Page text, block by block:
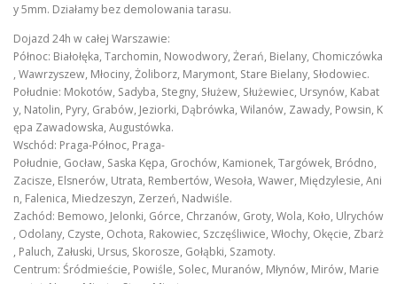
y 5mm. Działamy bez demolowania tarasu.
Dojazd 24h w całej Warszawie:
Północ: Białołęka, Tarchomin, Nowodwory, Żerań, Bielany, Chomiczówka
, Wawrzyszew, Młociny, Żoliborz, Marymont, Stare Bielany, Słodowiec.
Południe: Mokotów, Sadyba, Stegny, Służew, Służewiec, Ursynów, Kabat
y, Natolin, Pyry, Grabów, Jeziorki, Dąbrówka, Wilanów, Zawady, Powsin, K
ępa Zawadowska, Augustówka.
Wschód: Praga-Północ, Praga-
Południe, Gocław, Saska Kępa, Grochów, Kamionek, Targówek, Bródno,
Zacisze, Elsnerów, Utrata, Rembertów, Wesoła, Wawer, Międzylesie, Ani
n, Falenica, Miedzeszyn, Zerzeń, Nadwiśle.
Zachód: Bemowo, Jelonki, Górce, Chrzanów, Groty, Wola, Koło, Ulrychów
, Odolany, Czyste, Ochota, Rakowiec, Szczęśliwice, Włochy, Okęcie, Zbarż
, Paluch, Załuski, Ursus, Skorosze, Gołąbki, Szamoty.
Centrum: Śródmieście, Powiśle, Solec, Muranów, Młynów, Mirów, Marie